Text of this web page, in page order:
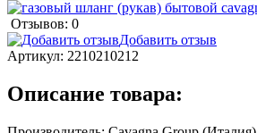
Отзывов: 0
Добавить отзыв
Артикул: 2210210212
Описание товара: